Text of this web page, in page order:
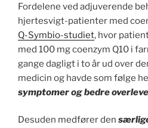
Fordelene ved adjuverende
hjertesvigt-patienter med
Q-Symbio-studiet, hvor
med 100 mg coenzym Q10 i
gange dagligt i to år ud over
medicin og havde som følge
symptomer og bedre
Desuden medfører den